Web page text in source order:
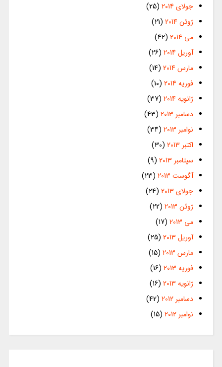
جولای 2014
(25)
ژوئن 2014
(21)
می 2014
(42)
آوریل 2014
(26)
مارس 2014
(14)
فوریه 2014
(10)
ژانویه 2014
(37)
دسامبر 2013
(43)
نوامبر 2013
(34)
اکتبر 2013
(30)
سپتامبر 2013
(9)
آگوست 2013
(23)
جولای 2013
(24)
ژوئن 2013
(22)
می 2013
(17)
آوریل 2013
(25)
مارس 2013
(15)
فوریه 2013
(16)
ژانویه 2013
(16)
دسامبر 2012
(42)
نوامبر 2012
(15)